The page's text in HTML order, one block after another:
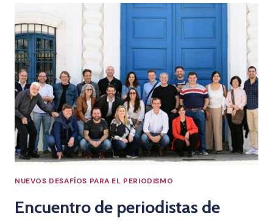
VICENTE
ECHERRI
NUEVOS DESAFÍOS PARA EL PERIODISMO
Encuentro de periodistas de